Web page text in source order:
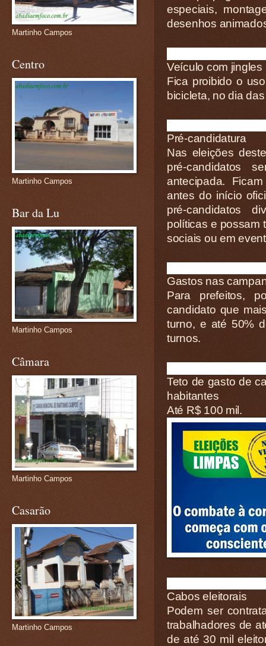
especiais,
desenhos
Veículo com jingles
Fica proibido o
bicicleta, no dia
Pré-candidatura
Nas eleições
pré-candidatos
antecipada.
antes do início
pré-candidatos
políticas e possam
sociais ou em
Gastos nas
Para prefeitos,
candidato que
turno, e até 50%
turnos.
Teto de gasto de
habitantes
Até R$ 100 mil.
Cabos eleitorais
Podem ser
trabalhadores de
de até 30 mil
Martinho Campos
Centro
Martinho Campos
Bar da Lu
Martinho Campos
Câmara
Martinho Campos
Casarão
Martinho Campos